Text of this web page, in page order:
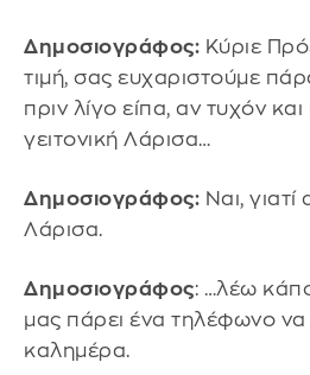
Δημοσιογράφος: Κύριε
τιμή, σας ευχαριστούμε
πριν λίγο είπα, αν τυχόν
γειτονική Λάρισα…
Δημοσιογράφος: Ναι,
Λάρισα.
Δημοσιογράφος: …λέω
μας πάρει ένα τηλέφωνο να
καλημέρα.